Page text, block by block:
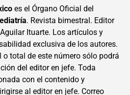
es el Órgano Oficial del
. Revista bimestral. Editor
Ituarte. Los artículos y
exclusiva de los autores.
total de este número sólo podrá
del editor en jefe. Toda
con el contenido y
al editor en jefe. Correo